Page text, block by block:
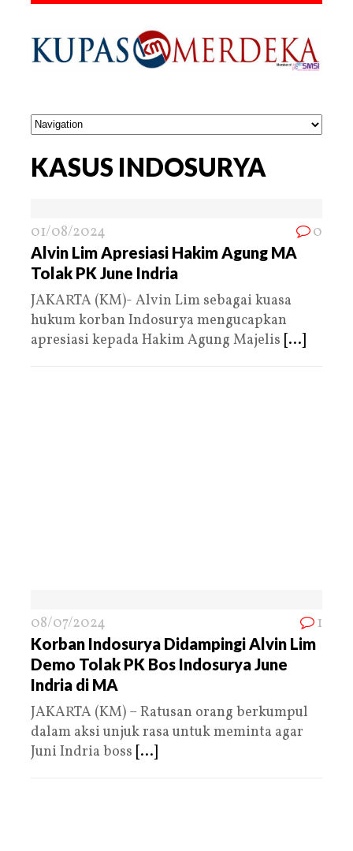
KASUS INDOSURYA
01/08/2024 0
Alvin Lim Apresiasi Hakim Agung MA
Tolak PK June Indria
JAKARTA (KM)- Alvin Lim sebagai kuasa
hukum korban Indosurya mengucapkan
apresiasi kepada Hakim Agung Majelis [...]
08/07/2024 1
Korban Indosurya Didampingi Alvin Lim
Demo Tolak PK Bos Indosurya June
Indria di MA
JAKARTA (KM) – Ratusan orang berkumpul
dalam aksi unjuk rasa untuk meminta agar
Juni Indria boss [...]